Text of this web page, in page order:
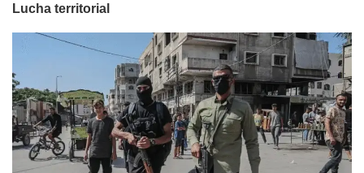
Lucha territorial